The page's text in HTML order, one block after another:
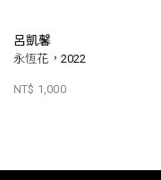
呂凱馨
永恆花，2022
NT$ 1,000